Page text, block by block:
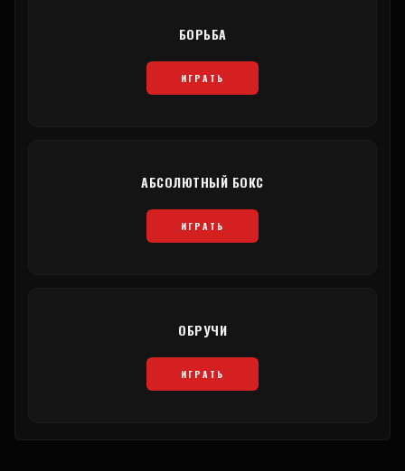
БОРЬБА
ИГРАТЬ
АБСОЛЮТНЫЙ БОКС
ИГРАТЬ
ОБРУЧИ
ИГРАТЬ